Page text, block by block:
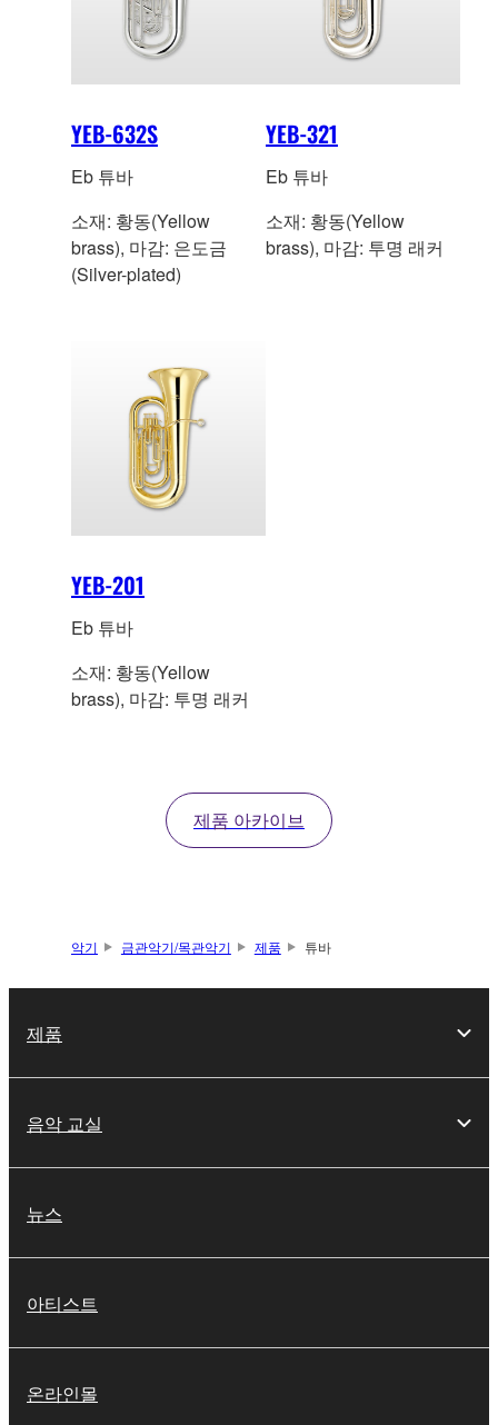
YEB-632S
Eb 튜바
소재: 황동(Yellow
brass), 마감: 은도금
(Silver-plated)
YEB-321
Eb 튜바
소재: 황동(Yellow
brass), 마감: 투명 래커
YEB-201
Eb 튜바
소재: 황동(Yellow
brass), 마감: 투명 래커
제품 아카이브
악기 금관악기/목관악기 제품 튜바
제품
음악 교실
뉴스
아티스트
온라인몰